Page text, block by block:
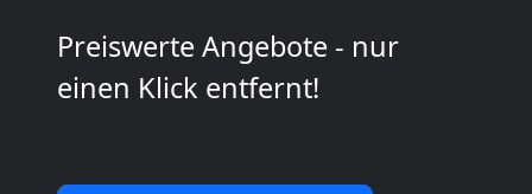
Preiswerte Angebote - nur
einen Klick entfernt!
Leonding